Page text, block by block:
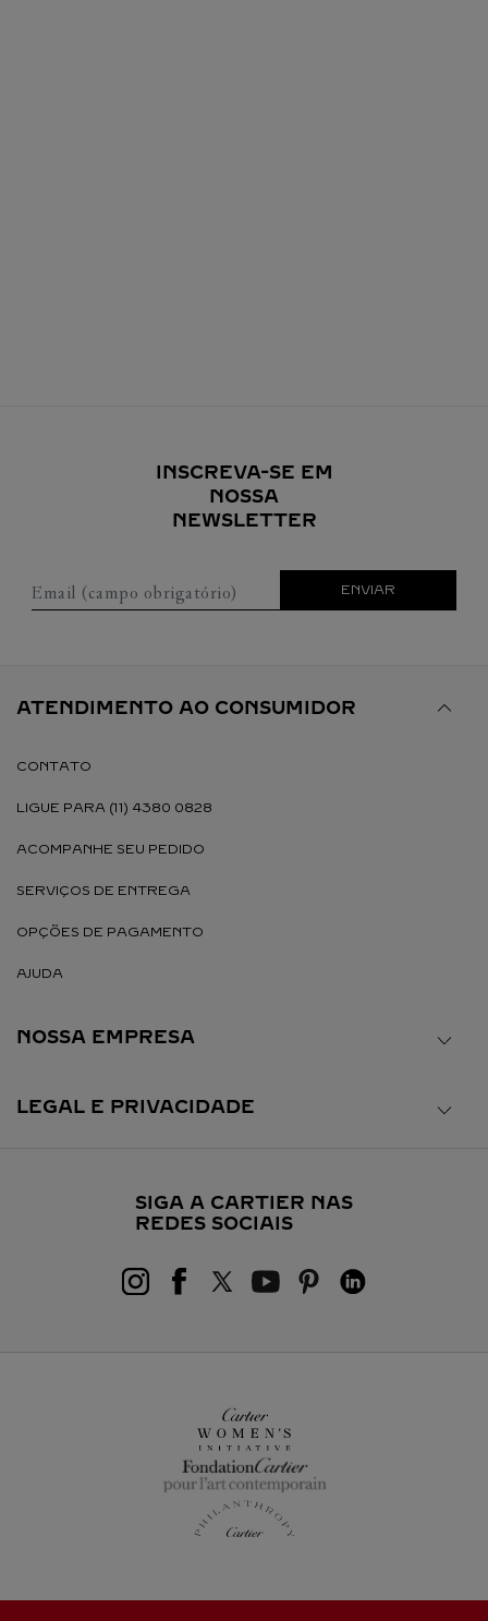
INSCREVA-SE EM
NOSSA
NEWSLETTER
Email (campo obrigatório) ENVIAR
ATENDIMENTO AO CONSUMIDOR
CONTATO
LIGUE PARA (11) 4380 0828
ACOMPANHE SEU PEDIDO
SERVIÇOS DE ENTREGA
OPÇÕES DE PAGAMENTO
AJUDA
NOSSA EMPRESA
LEGAL E PRIVACIDADE
SIGA A CARTIER NAS
REDES SOCIAIS